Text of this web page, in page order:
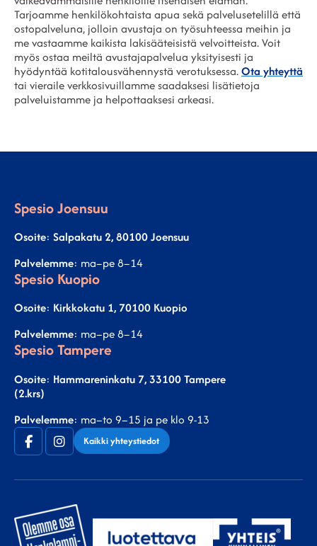
Tarjoamme henkilökohtaista apua sekä palvelusetelillä että
ostopalveluna, jolloin avustaja on työsuhteessa meihin ja
me vastaamme kaikista lakisääteisistä velvoitteista. Voit
myös ostaa meiltä avustajapalvelua yksityisesti ja
hyödyntää kotitalousvähennystä verotuksessa.Ota yhteyttä
tai vieraile verkkosivuillamme saadaksesi lisätietoja
palveluistamme ja helpottaaksesi arkeasi.
Spesio Joensuu
Osoite: Salpakatu 2, 80100 Joensuu
Palvelemme: ma–pe 8–14
Spesio Kuopio
Osoite: Kirkkokatu 1, 70100 Kuopio
Palvelemme: ma–pe 8–14
Spesio Tampere
Osoite: Hammareninkatu 7, 33100 Tampere
(2.krs)
Palvelemme: ma–to 9–15 ja pe klo 9-13
FacebookInstagramKaikki yhteystiedot